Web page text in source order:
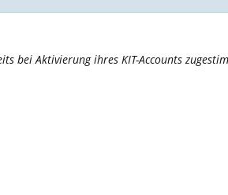
bei Aktivierung ihres KIT-Accounts